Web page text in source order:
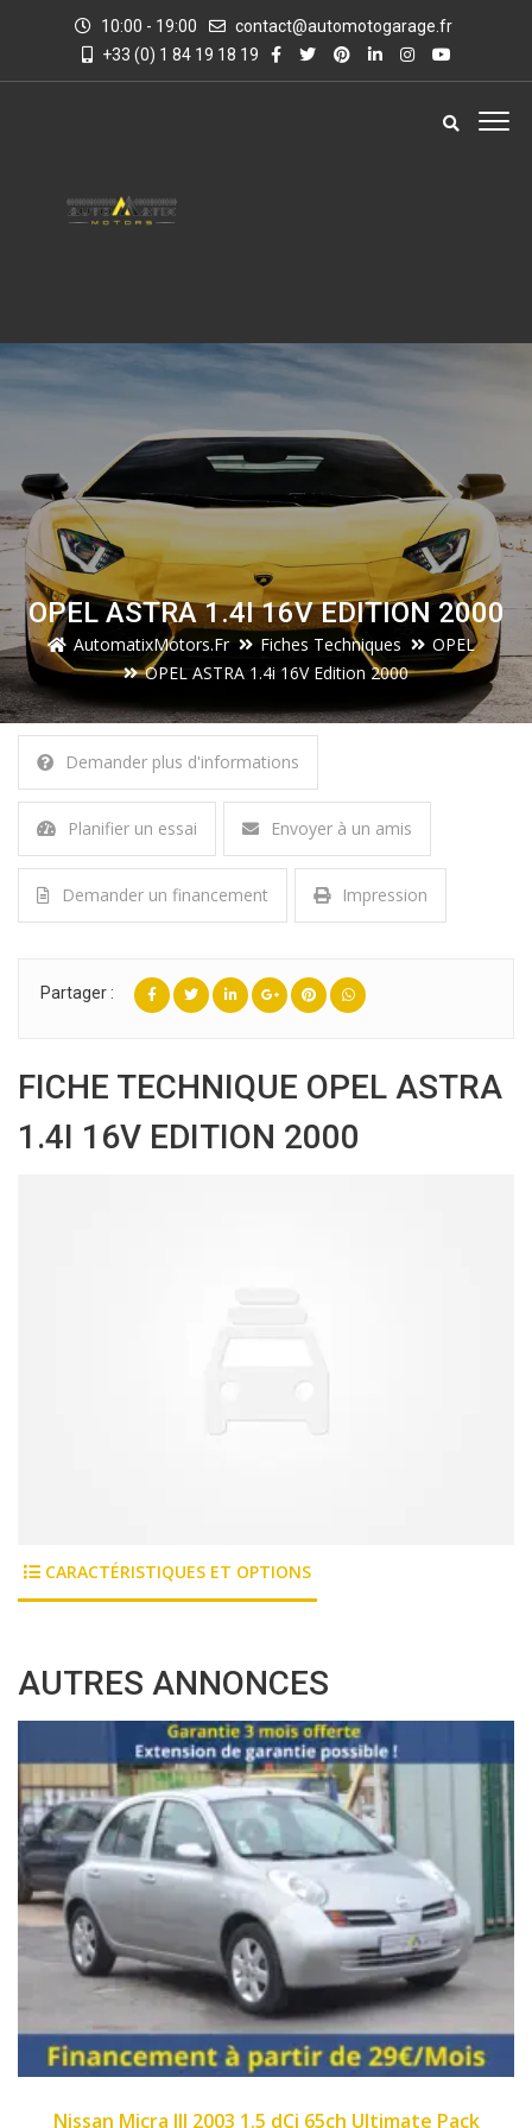
10:00 - 19:00
contact@automotogarage.fr
+33 (0) 1 84 19 18 19
OPEL ASTRA 1.4I 16V EDITION 2000
AutomatixMotors.fr Fiches Techniques
OPEL
OPEL ASTRA 1.4i 16V Edition 2000
Demander plus d'informations
Planifier un essai Envoyer à un amis
Demander un financement Impression
Partager :
FICHE TECHNIQUE OPEL ASTRA
1.4I 16V EDITION 2000
CARACTÉRISTIQUES ET OPTIONS
AUTRES ANNONCES
Fiat Panda II 2007 1.1 8v 54ch Dynamic